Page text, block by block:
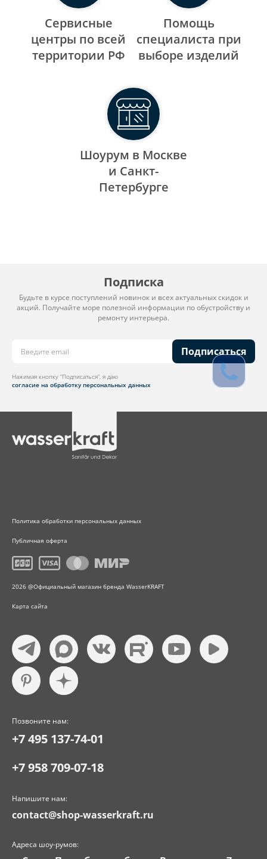
Сервисные
центры по всей
территории РФ
Помощь
специалиста при
выборе изделий
Шоурум в Москве
и Санкт-
Петербурге
Подписка
Будьте в курсе поступлений новинок и всех актуальных скидок и
акций. Получайте море полезной информации по обустройству и
ремонту интерьера.
Подписаться
Нажимая кнопку “Подписаться”, я даю
согласие на обработку персональных данных
Политика обработки персональных данных
Публичная оферта
2026 @Официальный магазин бренда WasserKRAFT
Карта сайта
Позвоните нам:
+7 495 137-74-01
+7 958 709-07-18
Напишите нам:
contact@shop-wasserkraft.ru
Адреса шоу-румов: